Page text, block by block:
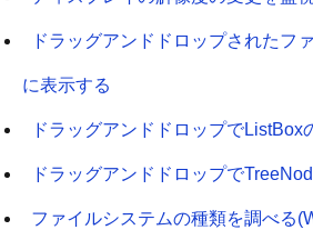
ドラッグアンドドロップされたフ
に表示する
ドラッグアンドドロップでListBox
ドラッグアンドドロップで
ファイルシステムの種類を調べる